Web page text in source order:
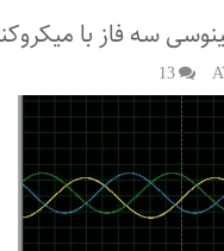
سه فاز با
13